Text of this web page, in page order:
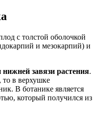
с толстой оболочкой
и мезокарпий) и
нижней завязи растения.
то в верхушке
В ботанике является
который получился из